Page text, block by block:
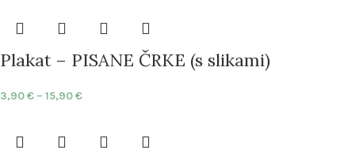
Plakat – PISANE ČRKE (s slikami)
3,90€ – 15,90€